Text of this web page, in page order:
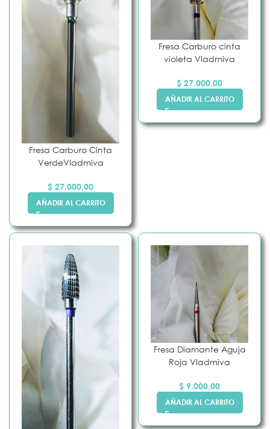
Fresa Carburo Cinta
VerdeVladmiva
$ 27.000,00
AÑADIR AL CARRITO
Fresa Carburo cinta
violeta Vladmiva
$ 27.000,00
AÑADIR AL CARRITO
Fresa Diamante Aguja
Roja Vladmiva
$ 9.000,00
AÑADIR AL CARRITO